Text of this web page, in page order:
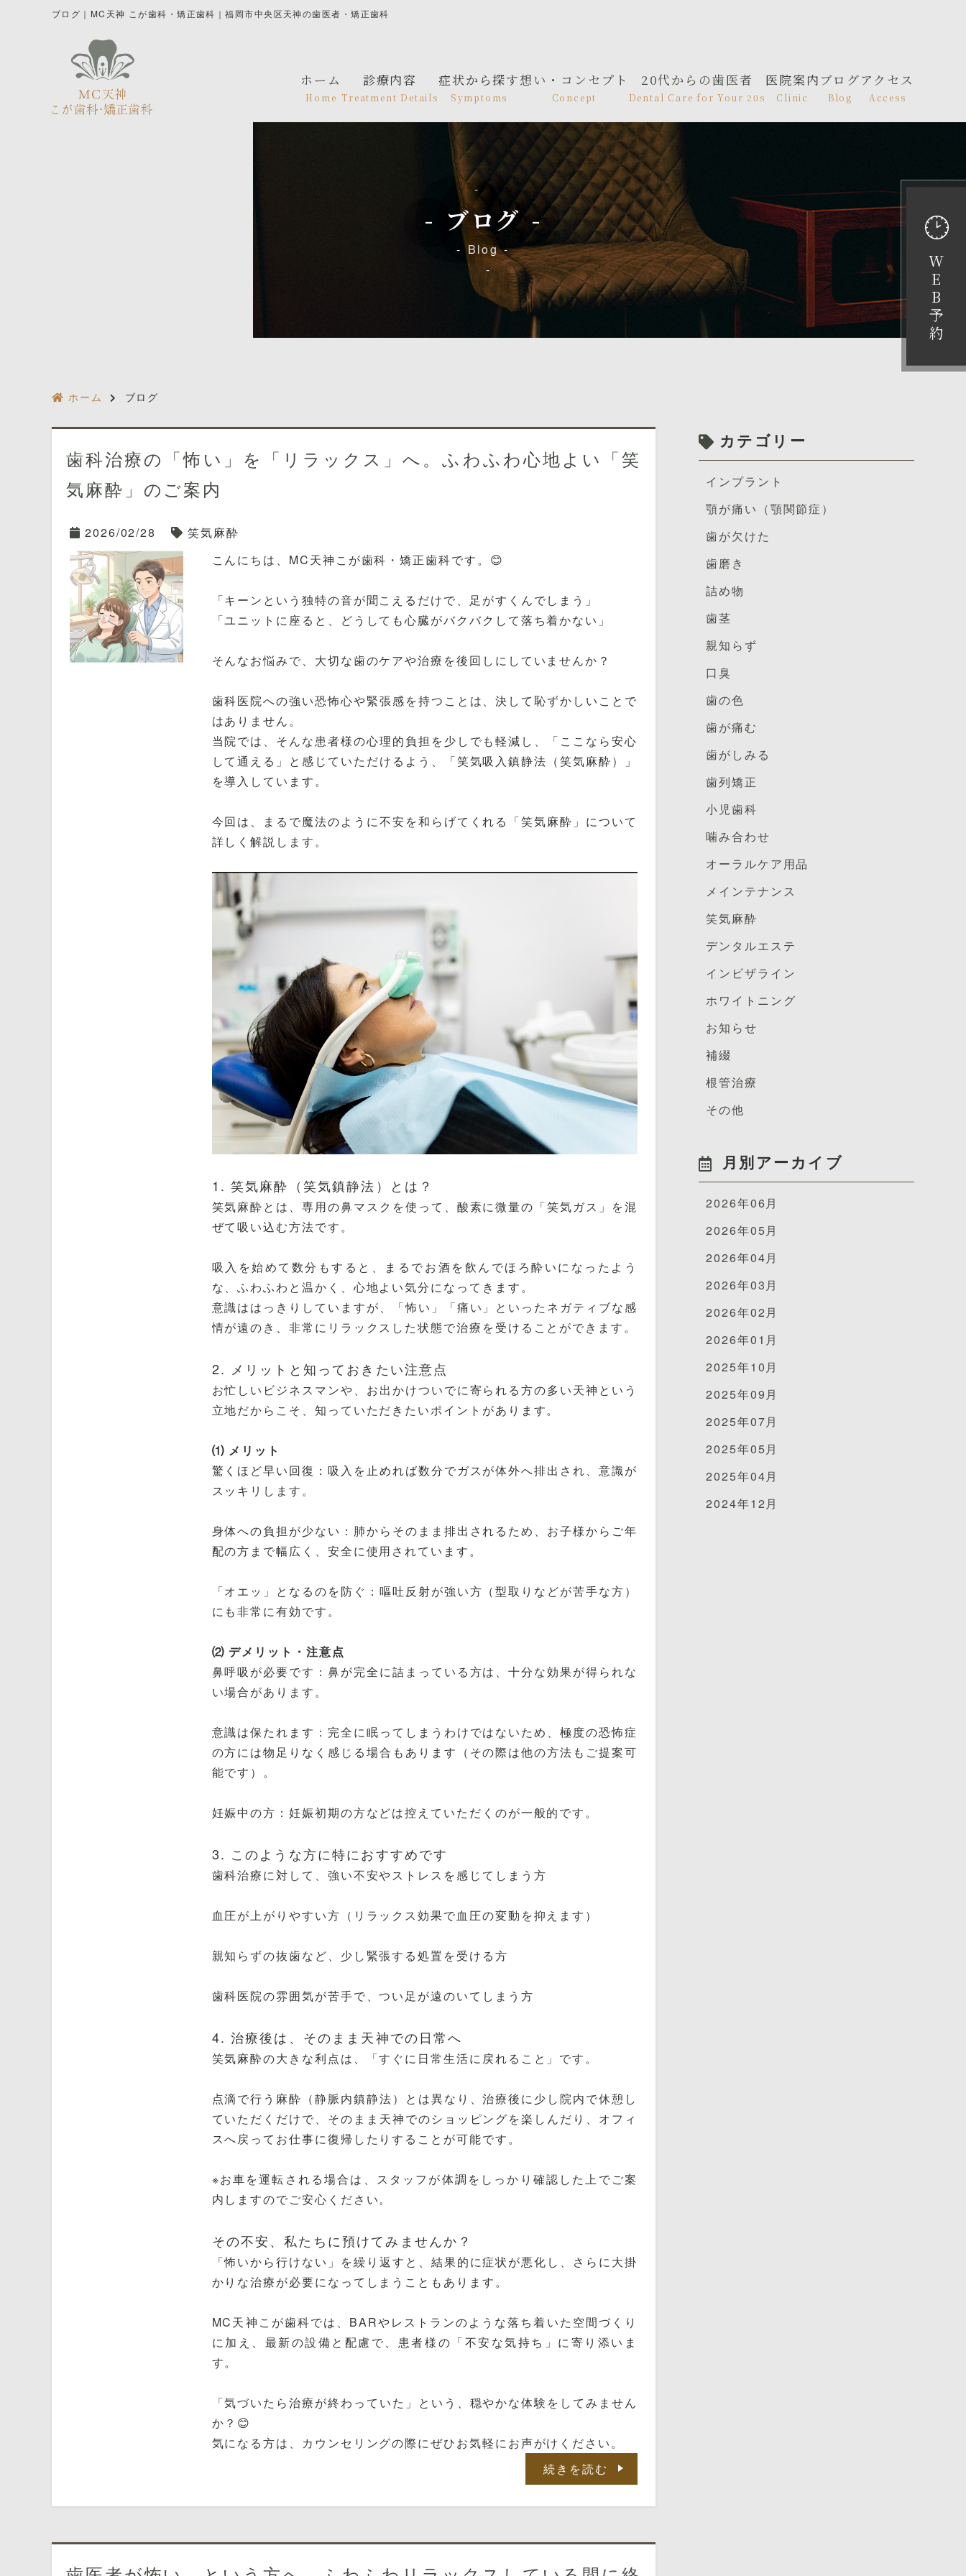
ホーム
Home
診療内容
Treatment Details
症状から探す
Symptoms
想い・コンセプト
Concept
20代からの歯医者
Dental Care for Your 20s
医院案内
Clinic
ブログ
Blog
アクセス
Access
W
E
B
予
約
ブログ
Blog
ブログ｜MC天神 こが歯科・矯正歯科｜福岡市中央区天神の歯医者・矯正歯科
ホーム ブログ
歯科治療の「怖い」を「リラックス」へ。ふわふわ心地よい「笑
気麻酔」のご案内
2026/02/28
笑気麻酔
こんにちは、MC天神こが歯科・矯正歯科です。😊
「キーンという独特の音が聞こえるだけで、足がすくんでしまう」
「ユニットに座ると、どうしても心臓がバクバクして落ち着かない」
そんなお悩みで、大切な歯のケアや治療を後回しにしていませんか？
歯科医院への強い恐怖心や緊張感を持つことは、決して恥ずかしいことで
はありません。
当院では、そんな患者様の心理的負担を少しでも軽減し、「ここなら安心
して通える」と感じていただけるよう、「笑気吸入鎮静法（笑気麻酔）」
を導入しています。
今回は、まるで魔法のように不安を和らげてくれる「笑気麻酔」について
詳しく解説します。
1. 笑気麻酔（笑気鎮静法）とは？
笑気麻酔とは、専用の鼻マスクを使って、酸素に微量の「笑気ガス」を混
ぜて吸い込む方法です。
吸入を始めて数分もすると、まるでお酒を飲んでほろ酔いになったよう
な、ふわふわと温かく、心地よい気分になってきます。
意識ははっきりしていますが、「怖い」「痛い」といったネガティブな感
情が遠のき、非常にリラックスした状態で治療を受けることができます。
2. メリットと知っておきたい注意点
お忙しいビジネスマンや、お出かけついでに寄られる方の多い天神という
立地だからこそ、知っていただきたいポイントがあります。
⑴ メリット
驚くほど早い回復：吸入を止めれば数分でガスが体外へ排出され、意識が
スッキリします。
身体への負担が少ない：肺からそのまま排出されるため、お子様からご年
配の方まで幅広く、安全に使用されています。
「オエッ」となるのを防ぐ：嘔吐反射が強い方（型取りなどが苦手な方）
にも非常に有効です。
⑵ デメリット・注意点
鼻呼吸が必要です：鼻が完全に詰まっている方は、十分な効果が得られな
い場合があります。
意識は保たれます：完全に眠ってしまうわけではないため、極度の恐怖症
の方には物足りなく感じる場合もあります（その際は他の方法もご提案可
能です）。
妊娠中の方：妊娠初期の方などは控えていただくのが一般的です。
3. このような方に特におすすめです
歯科治療に対して、強い不安やストレスを感じてしまう方
血圧が上がりやすい方（リラックス効果で血圧の変動を抑えます）
親知らずの抜歯など、少し緊張する処置を受ける方
歯科医院の雰囲気が苦手で、つい足が遠のいてしまう方
4. 治療後は、そのまま天神での日常へ
笑気麻酔の大きな利点は、「すぐに日常生活に戻れること」です。
点滴で行う麻酔（静脈内鎮静法）とは異なり、治療後に少し院内で休憩し
ていただくだけで、そのまま天神でのショッピングを楽しんだり、オフィ
スへ戻ってお仕事に復帰したりすることが可能です。
※お車を運転される場合は、スタッフが体調をしっかり確認した上でご案
内しますのでご安心ください。
その不安、私たちに預けてみませんか？
「怖いから行けない」を繰り返すと、結果的に症状が悪化し、さらに大掛
かりな治療が必要になってしまうこともあります。
MC天神こが歯科では、BARやレストランのような落ち着いた空間づくり
に加え、最新の設備と配慮で、患者様の「不安な気持ち」に寄り添いま
す。
「気づいたら治療が終わっていた」という、穏やかな体験をしてみません
か？😊
気になる方は、カウンセリングの際にぜひお気軽にお声がけください。
続きを読む
カテゴリー
インプラント
顎が痛い（顎関節症）
歯が欠けた
歯磨き
詰め物
歯茎
親知らず
口臭
歯の色
歯が痛む
歯がしみる
歯列矯正
小児歯科
噛み合わせ
オーラルケア用品
メインテナンス
笑気麻酔
デンタルエステ
インビザライン
ホワイトニング
お知らせ
補綴
根管治療
その他
月別アーカイブ
2026年06月
2026年05月
2026年04月
2026年03月
2026年02月
2026年01月
2025年10月
2025年09月
2025年07月
2025年05月
2025年04月
2024年12月